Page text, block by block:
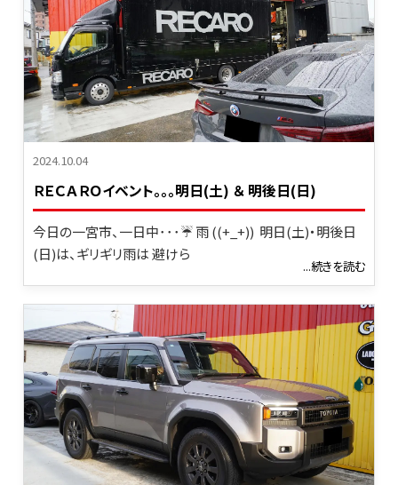
2024.10.04
ＲＥＣＡＲＯイベント｡｡｡明日(土) ＆ 明後日(日)
今日の一宮市、一日中･･･☔ 雨 ((+_+)) 明日(土)・明後日
(日)は、ギリギリ雨は 避けら
...続きを読む